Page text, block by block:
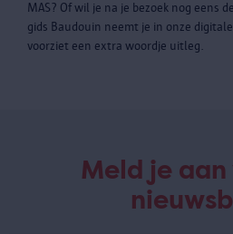
MAS? Of wil je na je bezoek nog eens
gids Baudouin neemt je in onze
voorziet een extra woordje uitleg.
Meld je